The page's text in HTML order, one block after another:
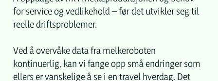
for service og vedlikehold – før det utvikler seg til
reelle driftsproblemer.
Ved å overvåke data fra melkeroboten
kontinuerlig, kan vi fange opp små endringer som
ellers er vanskelige å se i en travel hverdag. Det